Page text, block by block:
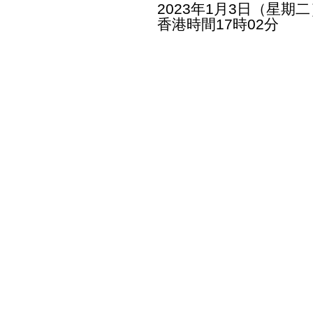
2023年1月3日（星期
香港時間17時02分